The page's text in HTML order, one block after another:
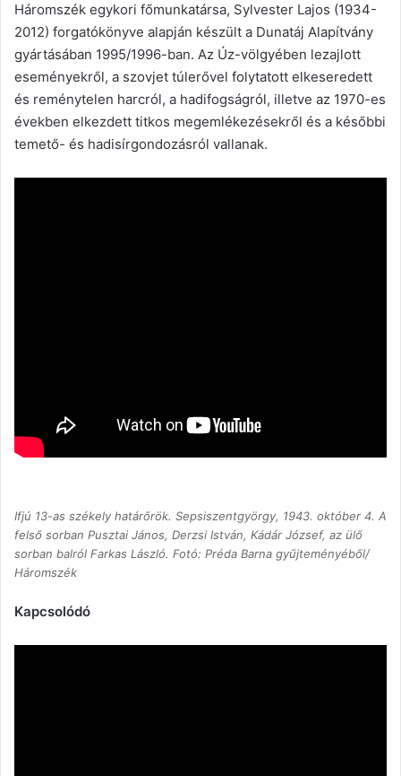
Háromszék egykori főmunkatársa, Sylvester Lajos (1934-
2012) forgatókönyve alapján készült a Dunatáj Alapítvány
gyártásában 1995/1996-ban. Az Úz-völgyében lezajlott
eseményekről, a szovjet túlerővel folytatott elkeseredett
és reménytelen harcról, a hadifogságról, illetve az 1970-es
években elkezdett titkos megemlékezésekről és a későbbi
temető- és hadisírgondozásról vallanak.
Ifjú 13-as székely határőrök. Sepsiszentgyörgy, 1943. október 4. A
felső sorban Pusztai János, Derzsi István, Kádár József, az ülő
sorban balról Farkas László. Fotó: Préda Barna gyűjteményéből/
Háromszék
Kapcsolódó